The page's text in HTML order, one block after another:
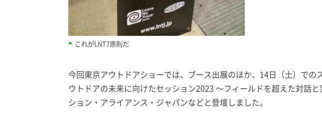
これがLNT7原則だ
今回東京アウトドアショーでは、ブース出展のほか、14日（土）での
ウトドアの未来に向けたセッション2023 〜フィールドを超えた対話
ション・アライアンス・ジャパンなどと登壇しました。